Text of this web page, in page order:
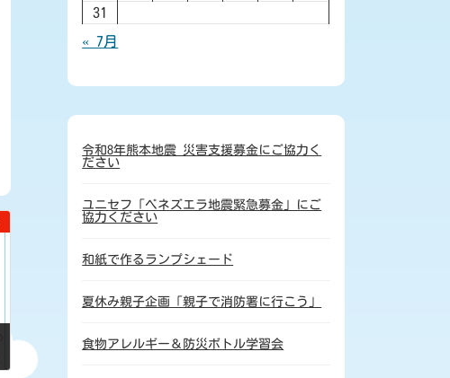
31
« 7月
令和8年熊本地震 災害支援募金にご協力く
ださい
ユニセフ「ベネズエラ地震緊急募金」にご
協力ください
和紙で作るランプシェード
夏休み親子企画「親子で消防署に行こう」
食物アレルギー＆防災ボトル学習会